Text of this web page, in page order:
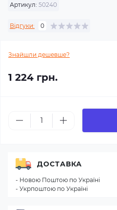
Артикул: 50240
Відгуки: 0
Знайшли дешевше?
1 224 грн.
ДОСТАВКА
- Новою Поштою по Україні
- Укрпоштою по Україні